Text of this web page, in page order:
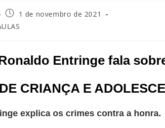
1 de novembro de 2021
Entringe fala
CRIANÇA E
explica os crimes contra a honra.